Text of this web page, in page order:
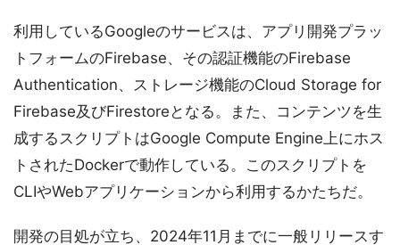
利用しているGoogleのサービスは、アプリ開発プラッ
トフォームのFirebase、その認証機能のFirebase
Authentication、ストレージ機能のCloud Storage for
Firebase及びFirestoreとなる。また、コンテンツを生
成するスクリプトはGoogle Compute Engine上にホス
トされたDockerで動作している。このスクリプトを
CLIやWebアプリケーションから利用するかたちだ。
開発の目処が立ち、2024年11月までに一般リリースす